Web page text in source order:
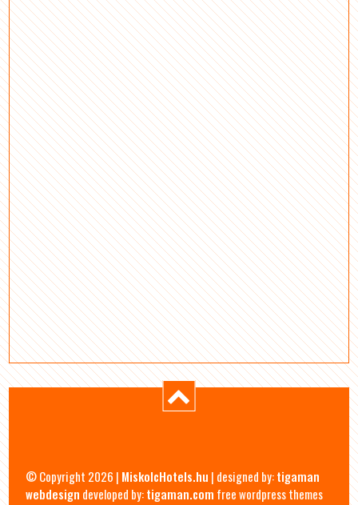
© Copyright 2026 | MiskolcHotels.hu | designed by:tigaman
webdesign developed by:tigaman.com free wordpress themes